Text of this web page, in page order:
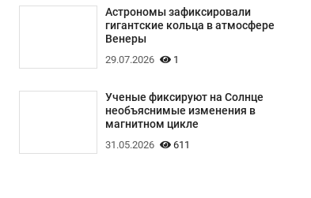
Астрономы зафиксировали
гигантские кольца в атмосфере
Венеры
29.07.2026 1
Ученые фиксируют на Солнце
необъяснимые изменения в
магнитном цикле
31.05.2026 611